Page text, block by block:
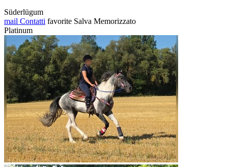
Süderlügum
mail Contatti favorite Salva Memorizzato
Platinum